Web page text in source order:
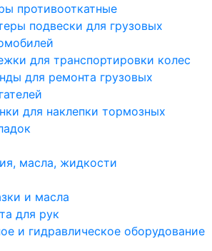
противооткатные
подвески для грузовых
для транспортировки колес
для ремонта грузовых
для наклепки тормозных
масла, жидкости
и масла
для рук
и гидравлическое оборудование